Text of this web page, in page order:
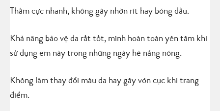
Thấm cực nhanh, không gây nhờn rít hay bóng dầu.
Khả năng bảo vệ da rất tốt, mình hoàn toàn yên tâm khi
sử dụng em này trong những ngày hè nắng nóng.
Không làm thay đổi màu da hay gây vón cục khi trang
điểm.